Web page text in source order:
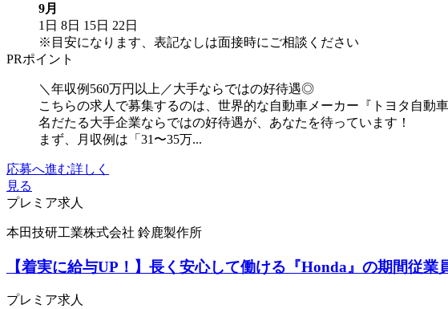
9月
1日 8日 15日 22日
※目安になります、表記なしは面接時にご相談ください
PRポイント
＼年収例560万円以上／大手ならではの好待遇◎
こちらの求人で募集するのは、世界的な自動車メーカー『トヨタ自動
名だたる大手企業ならではの好待遇が、あなたを待っています！
まず、月収例は「31〜35万...
応募へ進む詳しく
見る
プレミア求人
本田技研工業株式会社 鈴鹿製作所
【着実に給与UP！】長く安心して働ける『Honda』の期間従
プレミア求人